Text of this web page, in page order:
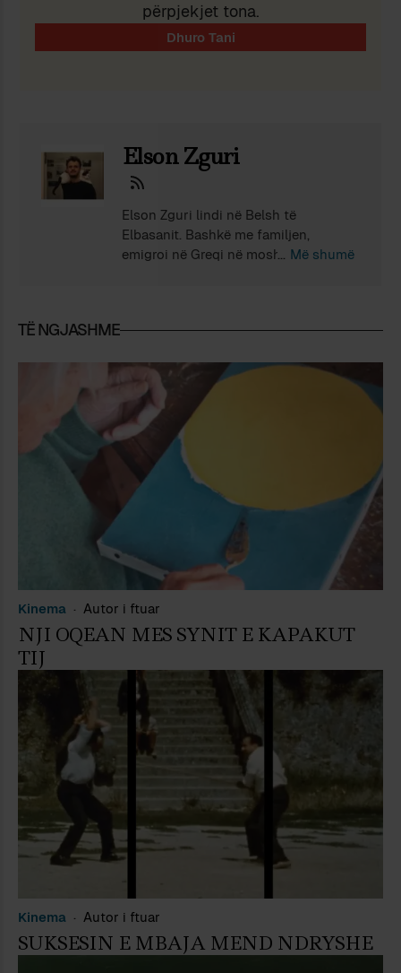
përpjekjet tona.
Elson Zguri
Elson Zguri lindi në Belsh të
Elbasanit. Bashkë me familjen,
emigroi në Greqi në moshë të vogël.
librin e Rudi Erebarës "Epika e yjeve të
jeton aktualisht, organizon evente të
ndryshme për letërsi, kinematografi
dhe për eksperiencën e emigracionit.
Më shumë
TË NGJASHME
Kinema Autor i ftuar
NJI OQEAN MES SYNIT E KAPAKUT
TIJ
Kinema Autor i ftuar
SUKSESIN E MBAJA MEND NDRYSHE